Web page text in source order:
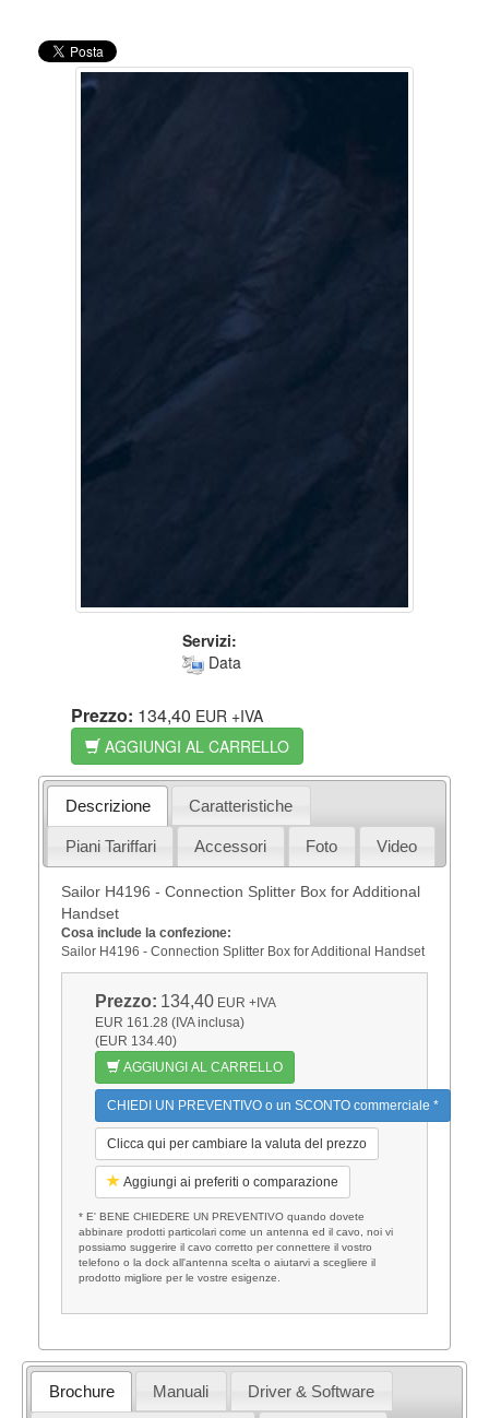
Servizi:
Data
Prezzo: 134,40 EUR +IVA
AGGIUNGI AL CARRELLO
Descrizione Caratteristiche
Piani Tariffari Accessori Foto Video
Sailor H4196 - Connection Splitter Box for Additional
Handset
Cosa include la confezione:
Sailor H4196 - Connection Splitter Box for Additional Handset
Prezzo: 134,40 EUR +IVA
EUR 161.28 (IVA inclusa)
(EUR 134.40)
AGGIUNGI AL CARRELLO
CHIEDI UN PREVENTIVO o un SCONTO commerciale *
Clicca qui per cambiare la valuta del prezzo
Aggiungi ai preferiti o comparazione
* E' BENE CHIEDERE UN PREVENTIVO quando dovete
abbinare prodotti particolari come un antenna ed il cavo, noi vi
possiamo suggerire il cavo corretto per connettere il vostro
telefono o la dock all'antenna scelta o aiutarvi a scegliere il
prodotto migliore per le vostre esigenze.
Brochure Manuali Driver & Software